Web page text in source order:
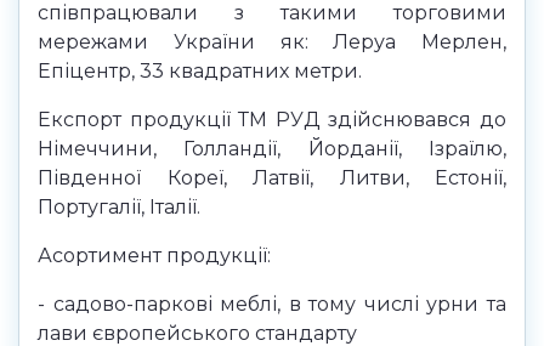
співпрацювали з такими торговими
мережами України як: Леруа Мерлен,
Епіцентр, 33 квадратних метри.
Експорт продукції ТМ РУД здійснювався до
Німеччини, Голландії, Йорданії, Ізраїлю,
Південної Кореї, Латвії, Литви, Естонії,
Португалії, Італії.
Асортимент продукції:
- садово-паркові меблі, в тому числі урни та
лави європейського стандарту